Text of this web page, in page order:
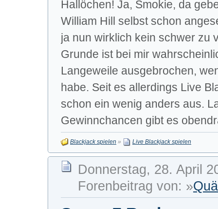
Hallöchen! Ja, Smokie, da
William Hill selbst schon
ja nun wirklich kein schwer zu
Grunde ist bei mir
Langeweile ausgebrochen,
habe. Seit es allerdings Live
schon ein wenig anders aus.
Gewinnchancen gibt es
Blackjack spielen » Live Blackjack spielen
Donnerstag, 28. April
Forenbeitrag von: »